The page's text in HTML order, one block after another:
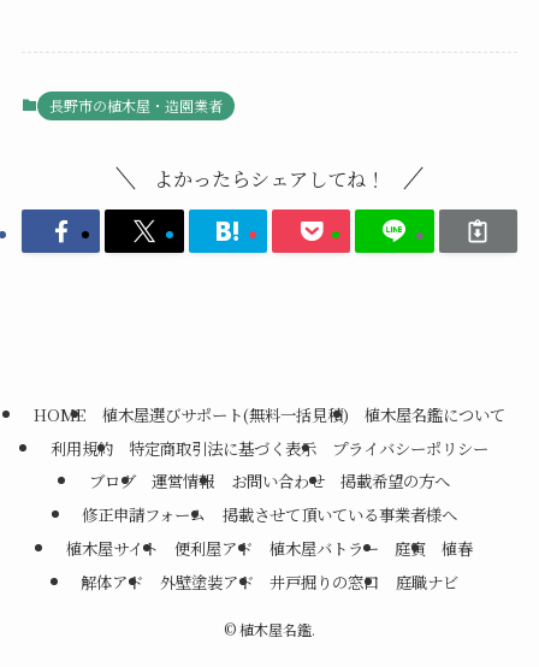
長野市の植木屋・造園業者
よかったらシェアしてね！
HOME 植木屋選びサポート(無料一括見積)
植木屋名鑑について
利用規約
特定商取引法に基づく表示
プライバシーポリシー
ブログ
運営情報 お問い合わせ
掲載希望の方へ
修正申請フォーム
掲載させて頂いている事業者様へ
植木屋サイト
便利屋アド 植木屋バトラー 庭寅
植春
解体アド
外壁塗装アド 井戸掘りの窓口 庭職ナビ
©植木屋名鑑.